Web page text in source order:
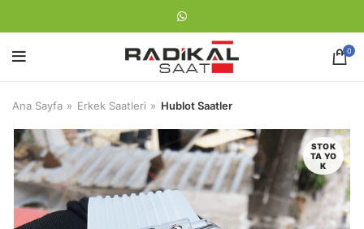
0
Ana Sayfa Erkek Saatleri Hublot Saatler
STOK
TA YO
K